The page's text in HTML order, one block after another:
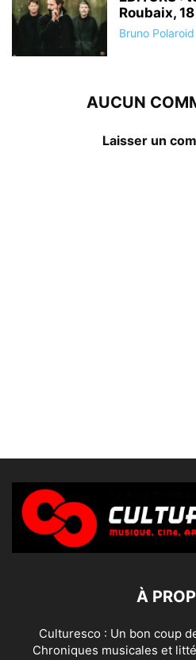
Roubaix,
Bruno Polaroid
AUCUN
Laisser un
À
Culturesco : Un bon coup
Chroniques musicales et